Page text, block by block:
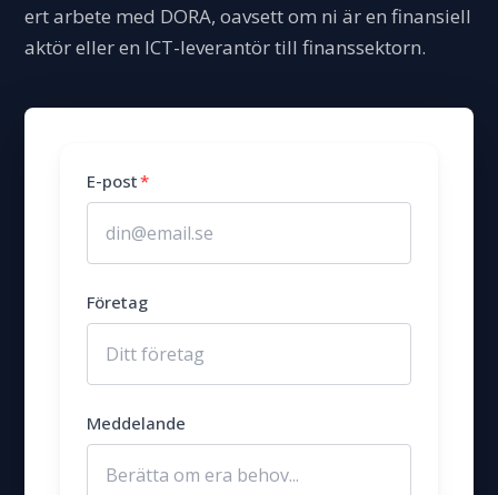
ert arbete med DORA, oavsett om ni är en finansiell
aktör eller en ICT-leverantör till finanssektorn.
E-post*
Företag
Meddelande